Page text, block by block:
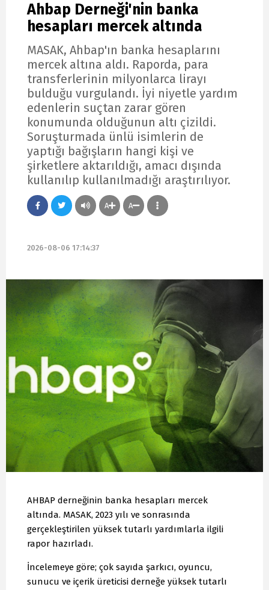
Ahbap Derneği'nin banka
hesapları mercek altında
MASAK, Ahbap'ın banka hesaplarını
mercek altına aldı. Raporda, para
transferlerinin milyonlarca lirayı
bulduğu vurgulandı. İyi niyetle yardım
edenlerin suçtan zarar gören
konumunda olduğunun altı çizildi.
Soruşturmada ünlü isimlerin de
yaptığı bağışların hangi kişi ve
şirketlere aktarıldığı, amacı dışında
kullanılıp kullanılmadığı araştırılıyor.
A A
2026-08-06 17:14:37
AHBAP derneğinin banka hesapları mercek
altında. MASAK, 2023 yılı ve sonrasında
gerçekleştirilen yüksek tutarlı yardımlarla ilgili
rapor hazırladı.
İncelemeye göre; çok sayıda şarkıcı, oyuncu,
sunucu ve içerik üreticisi derneğe yüksek tutarlı